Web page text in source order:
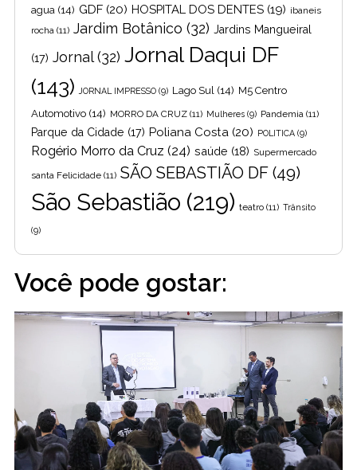
agua (14) GDF (20) HOSPITAL DOS DENTES (19) ibaneis
rocha (11) Jardim Botânico (32) Jardins Mangueiral
(17) Jornal(32) Jornal Daqui DF
(143) JORNAL IMPRESSO (9) Lago Sul (14) M5 Centro
Automotivo (14) MORRO DA CRUZ (11) Mulheres (9) Pandemia (11)
Parque da Cidade (17) Poliana Costa (20) POLITICA (9)
Rogério Morro da Cruz (24) saúde (18) Supermercado
santa Felicidade (11) SÃO SEBASTIÃO DF (49)
São Sebastião (219) teatro (11) Trânsito
(9)
Você pode gostar: